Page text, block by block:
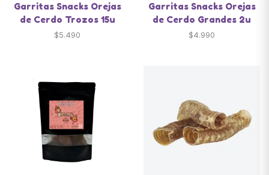
Garritas Snacks Orejas
de Cerdo Trozos 15u
$5.490
Garritas Snacks Orejas
de Cerdo Grandes 2u
$4.990